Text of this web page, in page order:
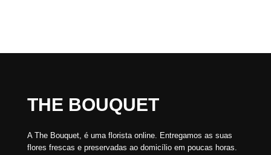
THE BOUQUET
A The Bouquet, é uma florista online. Entregamos as suas
flores frescas e preservadas ao domicílio em poucas horas.